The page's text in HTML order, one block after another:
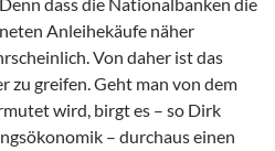
Anleihekäufe näher
Von daher ist das
zu greifen. Geht man von dem
wird, birgt es – so Dirk
– durchaus einen